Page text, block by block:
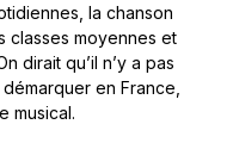
la chanson
classes moyennes et
dirait qu’il n’y a pas
en France,
musical.